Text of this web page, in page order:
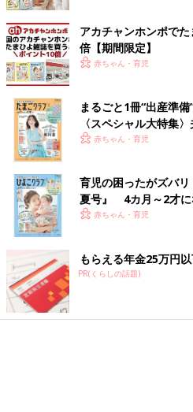
バルーンシルエットが大人
ツ
アカチャンホンポで
倍【期間限定】
赤ちゃん・育児
まるごと1冊“出産準
〈スペシャル大特集
赤ちゃん・育児
育児の困ったがズバ
夏号』 4カ月～2才に
いっぱい！
赤ちゃん・育児
もらえる年金25万円
PR(くらしの話題)